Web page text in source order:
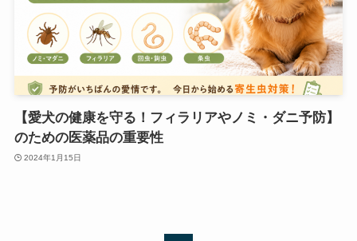
【愛犬の健康を守る！フィラリアやノミ・ダニ予防】
のための医薬品の重要性
2024年1月15日